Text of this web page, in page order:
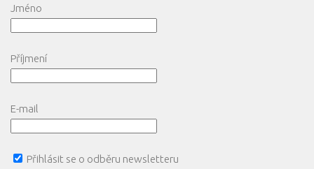
Jméno
Příjmení
E-mail
Přihlásit se o odběru newsletteru